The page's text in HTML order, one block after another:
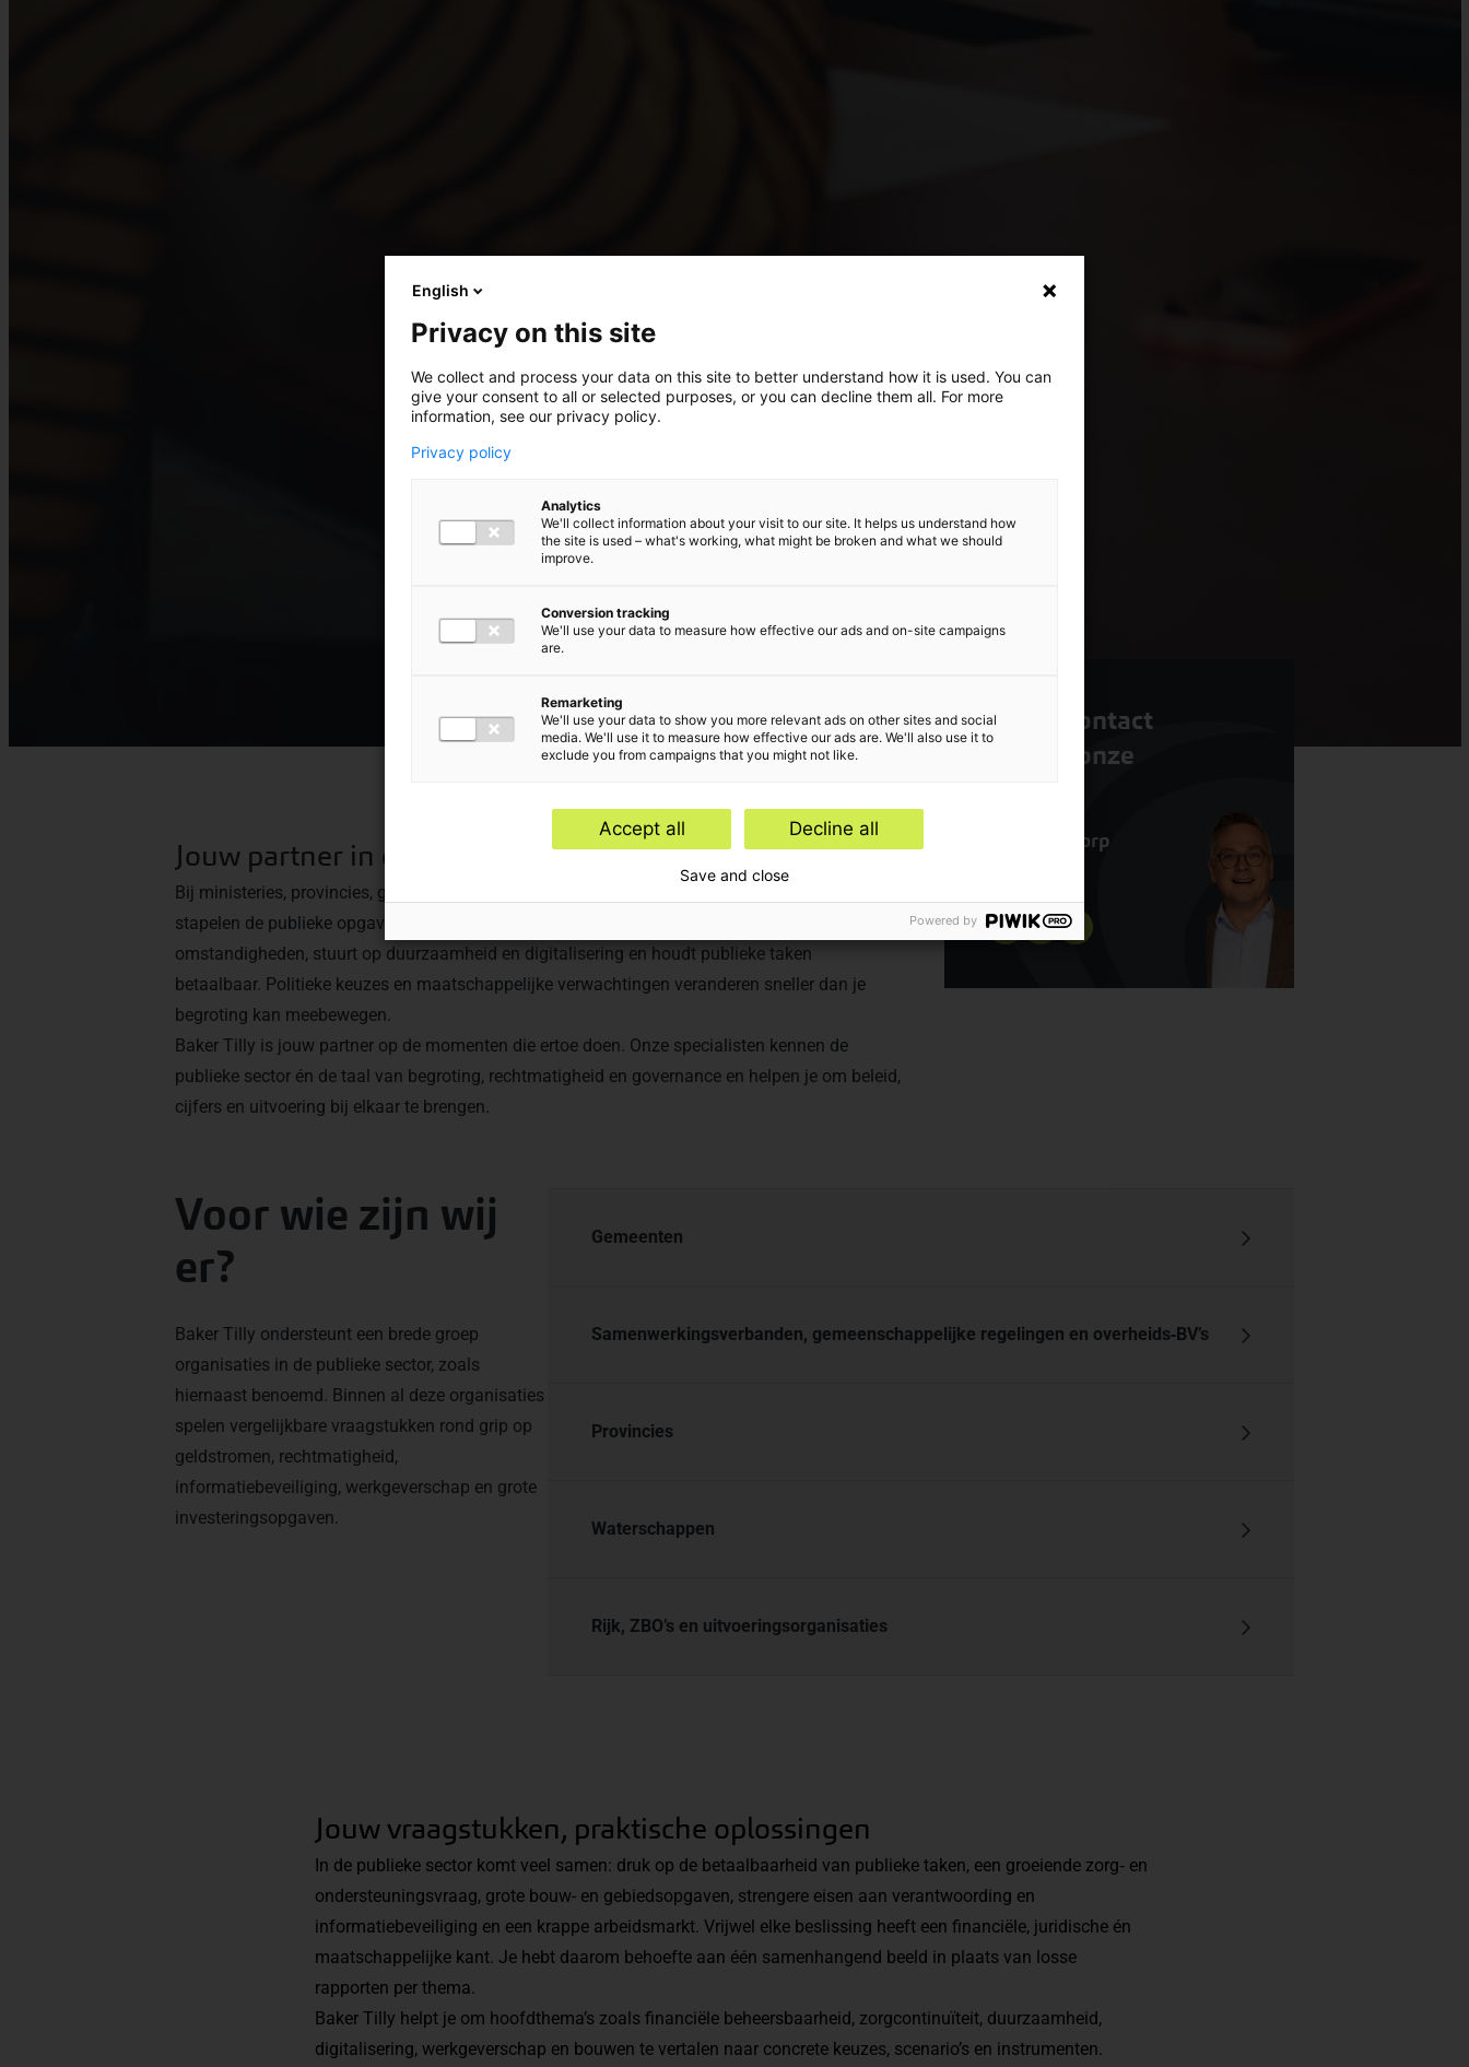
Jouw partner in de publieke sector
Bij ministeries, provincies, gemeenten, waterschappen en publieke uitvoeringsorganisaties
stapelen de publieke opgaven zich op. Je helpt inwoners en bedrijven door lastige
omstandigheden, stuurt op duurzaamheid en digitalisering en houdt publieke taken
betaalbaar. Politieke keuzes en maatschappelijke verwachtingen veranderen sneller dan je
begroting kan meebewegen.
Baker Tilly is jouw partner op de momenten die ertoe doen. Onze specialisten kennen de
publieke sector én de taal van begroting, rechtmatigheid en governance en helpen je om beleid,
cijfers en uitvoering bij elkaar te brengen.
Neem contact
op met onze
Rik Opendorp
Voor wie zijn wij
er?
Baker Tilly ondersteunt een brede groep
organisaties in de publieke sector, zoals
hiernaast benoemd. Binnen al deze organisaties
spelen vergelijkbare vraagstukken rond grip op
geldstromen, rechtmatigheid,
informatiebeveiliging, werkgeverschap en grote
investeringsopgaven.
Gemeenten
Samenwerkingsverbanden, gemeenschappelijke regelingen en overheids‑BV’s
Provincies
Waterschappen
Rijk, ZBO’s en uitvoeringsorganisaties
Jouw vraagstukken, praktische oplossingen
In de publieke sector komt veel samen: druk op de betaalbaarheid van publieke taken, een groeiende zorg‑ en
ondersteuningsvraag, grote bouw- en gebiedsopgaven, strengere eisen aan verantwoording en
informatiebeveiliging en een krappe arbeidsmarkt. Vrijwel elke beslissing heeft een financiële, juridische én
maatschappelijke kant. Je hebt daarom behoefte aan één samenhangend beeld in plaats van losse
rapporten per thema.
Baker Tilly helpt je om hoofdthema’s zoals financiële beheersbaarheid, zorgcontinuïteit, duurzaamheid,
digitalisering, werkgeverschap en bouwen te vertalen naar concrete keuzes, scenario’s en instrumenten.
English
Privacy on this site
We collect and process your data on this site to better understand how it is used. You can
give your consent to all or selected purposes, or you can decline them all. For more
information, see our privacy policy.
Privacy policy
Analytics
We'll collect information about your visit to our site. It helps us understand how
the site is used – what's working, what might be broken and what we should
improve.
Conversion tracking
We'll use your data to measure how effective our ads and on-site campaigns
are.
Remarketing
We'll use your data to show you more relevant ads on other sites and social
media. We'll use it to measure how effective our ads are. We'll also use it to
exclude you from campaigns that you might not like.
Accept all Decline all
Save and close
Powered by